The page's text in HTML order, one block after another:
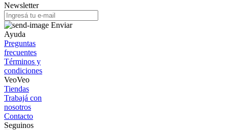
Newsletter
Enviar
Ayuda
Preguntas
frecuentes
Términos y
condiciones
VeoVeo
Tiendas
Trabajá con
nosotros
Contacto
Seguinos